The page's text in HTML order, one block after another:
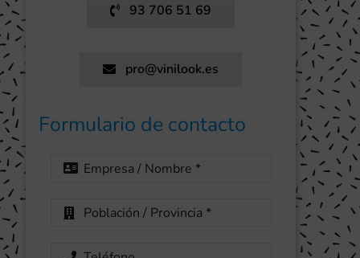
93 706 51 69
pro@vinilook.es
Formulario de contacto